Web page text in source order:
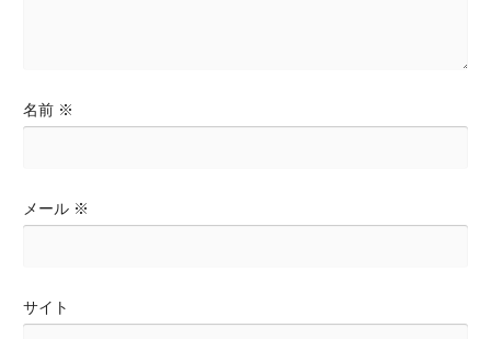
名前 ※
メール ※
サイト